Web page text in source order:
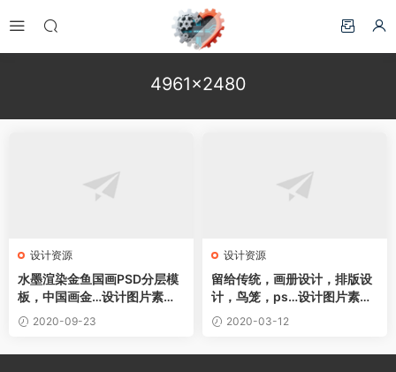
4961×2480
设计资源
水墨渲染金鱼国画PSD分层模
板，中国画金…设计图片素材
下载2020-09-23
设计资源
留给传统，画册设计，排版设
计，鸟笼，ps…设计图片素材
下载2020-03-12